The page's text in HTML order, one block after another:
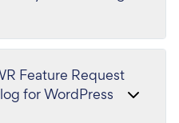
Feature Request
for WordPress